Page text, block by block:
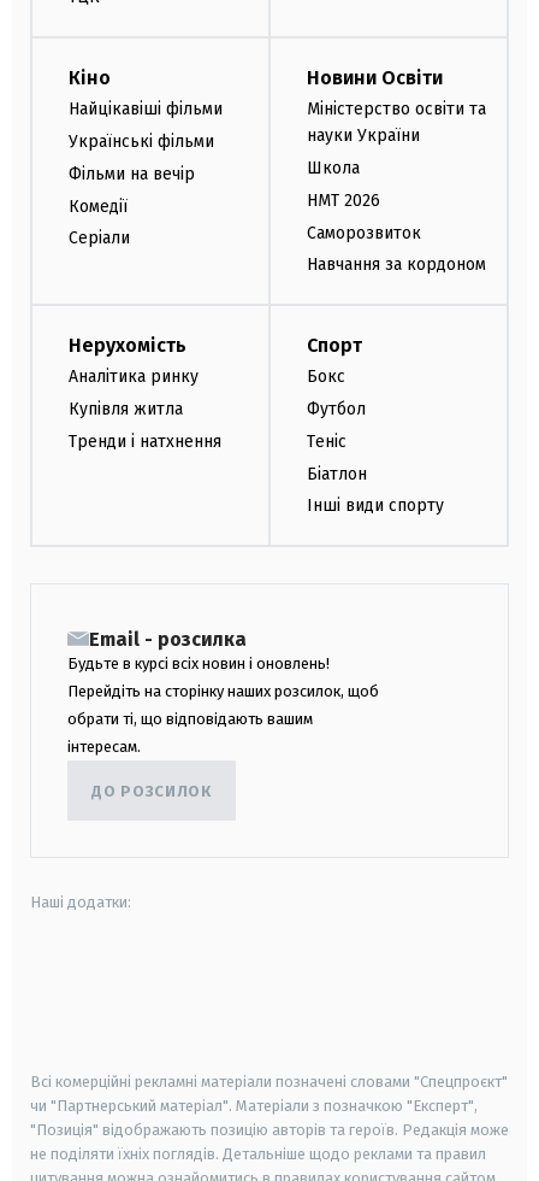
Кіно
Найцікавіші фільми
Українські фільми
Фільми на вечір
Комедії
Серіали
Новини Освіти
Міністерство освіти та
науки України
Школа
НМТ 2026
Саморозвиток
Навчання за кордоном
Нерухомість
Аналітика ринку
Купівля житла
Тренди і натхнення
Спорт
Бокс
Футбол
Теніс
Біатлон
Інші види спорту
Email - розсилка
Будьте в курсі всіх новин і оновлень!
Перейдіть на сторінку наших розсилок, щоб
обрати ті, що відповідають вашим
інтересам.
ДО РОЗСИЛОК
Наші додатки:
Всі комерційні рекламні матеріали позначені словами "Спецпроєкт"
чи "Партнерський матеріал". Матеріали з позначкою "Експерт",
"Позиція" відображають позицію авторів та героїв. Редакція може
не поділяти їхніх поглядів. Детальніше щодо реклами та правил